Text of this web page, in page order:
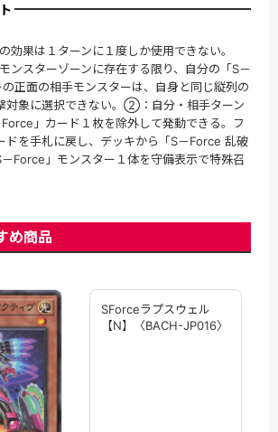
果は１ターンに１度しか使用できない。
スターゾーンに存在する限り、自分の「S－
正面の相手モンスターは、自身と同じ縦列の
対象に選択できない。②：自分・相手ターン
」カード１枚を除外して発動できる。フ
ドを手札に戻し、デッキから「S－Force 乱破
Force」モンスター１体を守備表示で特殊召
め商品